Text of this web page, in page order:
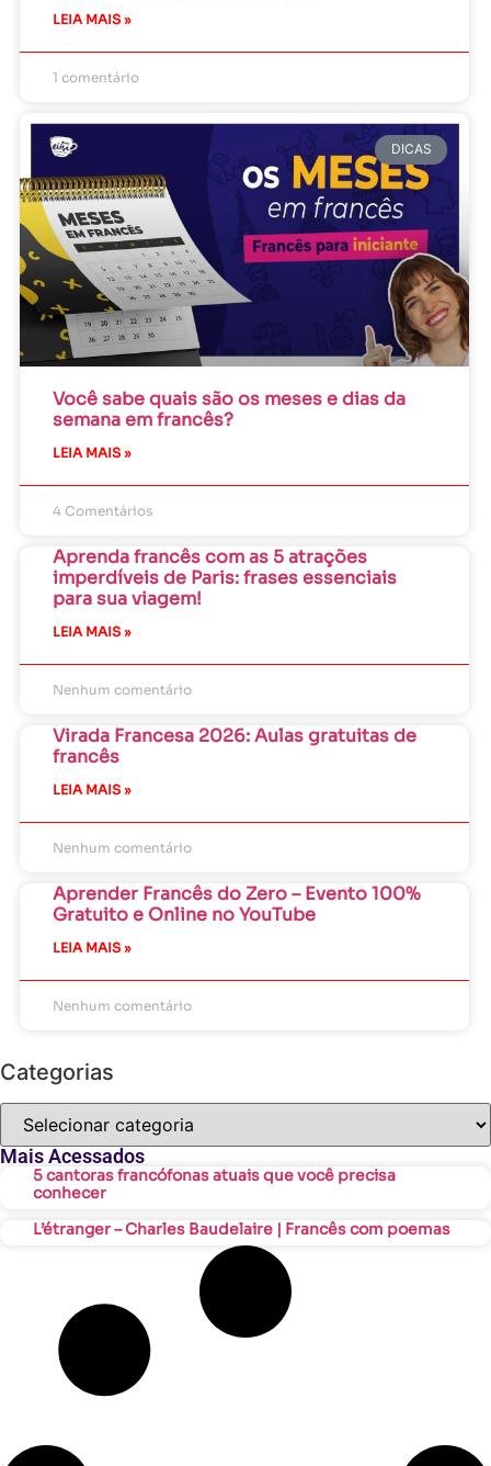
LEIA MAIS »
1 comentário
DICAS
Você sabe quais são os meses e dias da
semana em francês?
LEIA MAIS »
4 Comentários
Aprenda francês com as 5 atrações
imperdíveis de Paris: frases essenciais
para sua viagem!
LEIA MAIS »
Nenhum comentário
Virada Francesa 2026: Aulas gratuitas de
francês
LEIA MAIS »
Nenhum comentário
Aprender Francês do Zero – Evento 100%
Gratuito e Online no YouTube
LEIA MAIS »
Nenhum comentário
Categorias
Mais Acessados
5 cantoras francófonas atuais que você precisa
conhecer
L’étranger – Charles Baudelaire | Francês com poemas